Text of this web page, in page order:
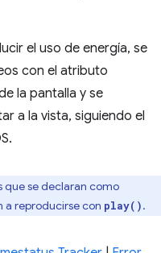
el uso de energía, se
con el atributo
la pantalla y se
a la vista, siguiendo el
que se declaran como
a reproducirse con play().